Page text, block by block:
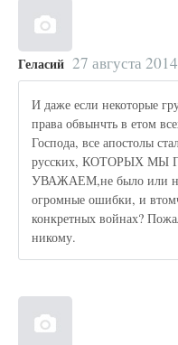
Геласий 27 августа
И даже если некоторые
права обвынчть в етом
Господа, все апостолы
русских, КОТОРЫХ
УВАЖАЕМ,не было или
огромные ошибки, и
конкретных войнах?
никому.